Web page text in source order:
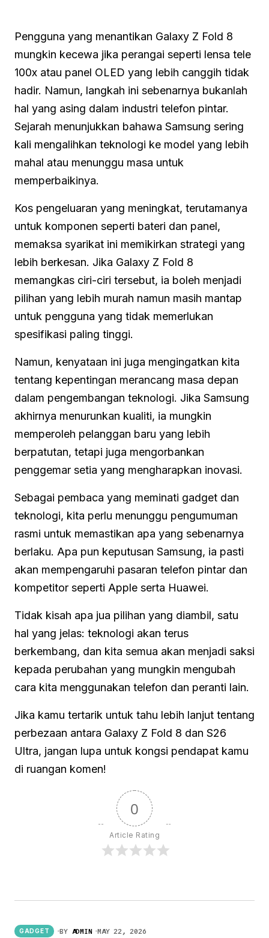
Pengguna yang menantikan Galaxy Z Fold 8
mungkin kecewa jika perangai seperti lensa tele
100x atau panel OLED yang lebih canggih tidak
hadir. Namun, langkah ini sebenarnya bukanlah
hal yang asing dalam industri telefon pintar.
Sejarah menunjukkan bahawa Samsung sering
kali mengalihkan teknologi ke model yang lebih
mahal atau menunggu masa untuk
memperbaikinya.
Kos pengeluaran yang meningkat, terutamanya
untuk komponen seperti bateri dan panel,
memaksa syarikat ini memikirkan strategi yang
lebih berkesan. Jika Galaxy Z Fold 8
memangkas ciri-ciri tersebut, ia boleh menjadi
pilihan yang lebih murah namun masih mantap
untuk pengguna yang tidak memerlukan
spesifikasi paling tinggi.
Namun, kenyataan ini juga mengingatkan kita
tentang kepentingan merancang masa depan
dalam pengembangan teknologi. Jika Samsung
akhirnya menurunkan kualiti, ia mungkin
memperoleh pelanggan baru yang lebih
berpatutan, tetapi juga mengorbankan
penggemar setia yang mengharapkan inovasi.
Sebagai pembaca yang meminati gadget dan
teknologi, kita perlu menunggu pengumuman
rasmi untuk memastikan apa yang sebenarnya
berlaku. Apa pun keputusan Samsung, ia pasti
akan mempengaruhi pasaran telefon pintar dan
kompetitor seperti Apple serta Huawei.
Tidak kisah apa jua pilihan yang diambil, satu
hal yang jelas: teknologi akan terus
berkembang, dan kita semua akan menjadi saksi
kepada perubahan yang mungkin mengubah
cara kita menggunakan telefon dan peranti lain.
Jika kamu tertarik untuk tahu lebih lanjut tentang
perbezaan antara Galaxy Z Fold 8 dan S26
Ultra, jangan lupa untuk kongsi pendapat kamu
di ruangan komen!
0
Article Rating
GADGET BY ADMIN MAY 22, 2026